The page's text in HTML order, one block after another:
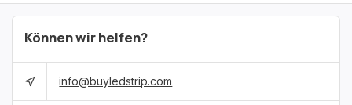
Können wir helfen?
info@buyledstrip.com